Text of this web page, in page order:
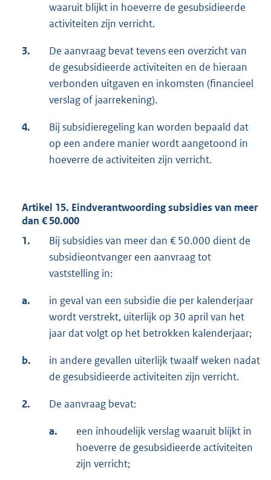
waaruit blijkt in hoeverre de gesubsidieerde
activiteiten zijn verricht.
3.
De aanvraag bevat tevens een overzicht van
de gesubsidieerde activiteiten en de hieraan
verbonden uitgaven en inkomsten (financieel
verslag of jaarrekening).
4.
Bij subsidieregeling kan worden bepaald dat
op een andere manier wordt aangetoond in
hoeverre de activiteiten zijn verricht.
Artikel 15. Eindverantwoording subsidies van meer
dan € 50.000
1.
Bij subsidies van meer dan € 50.000 dient de
subsidieontvanger een aanvraag tot
vaststelling in:
a.
in geval van een subsidie die per kalenderjaar
wordt verstrekt, uiterlijk op 30 april van het
jaar dat volgt op het betrokken kalenderjaar;
b.
in andere gevallen uiterlijk twaalf weken nadat
de gesubsidieerde activiteiten zijn verricht.
2. De aanvraag bevat:
a.
een inhoudelijk verslag waaruit blijkt in
hoeverre de gesubsidieerde activiteiten
zijn verricht;